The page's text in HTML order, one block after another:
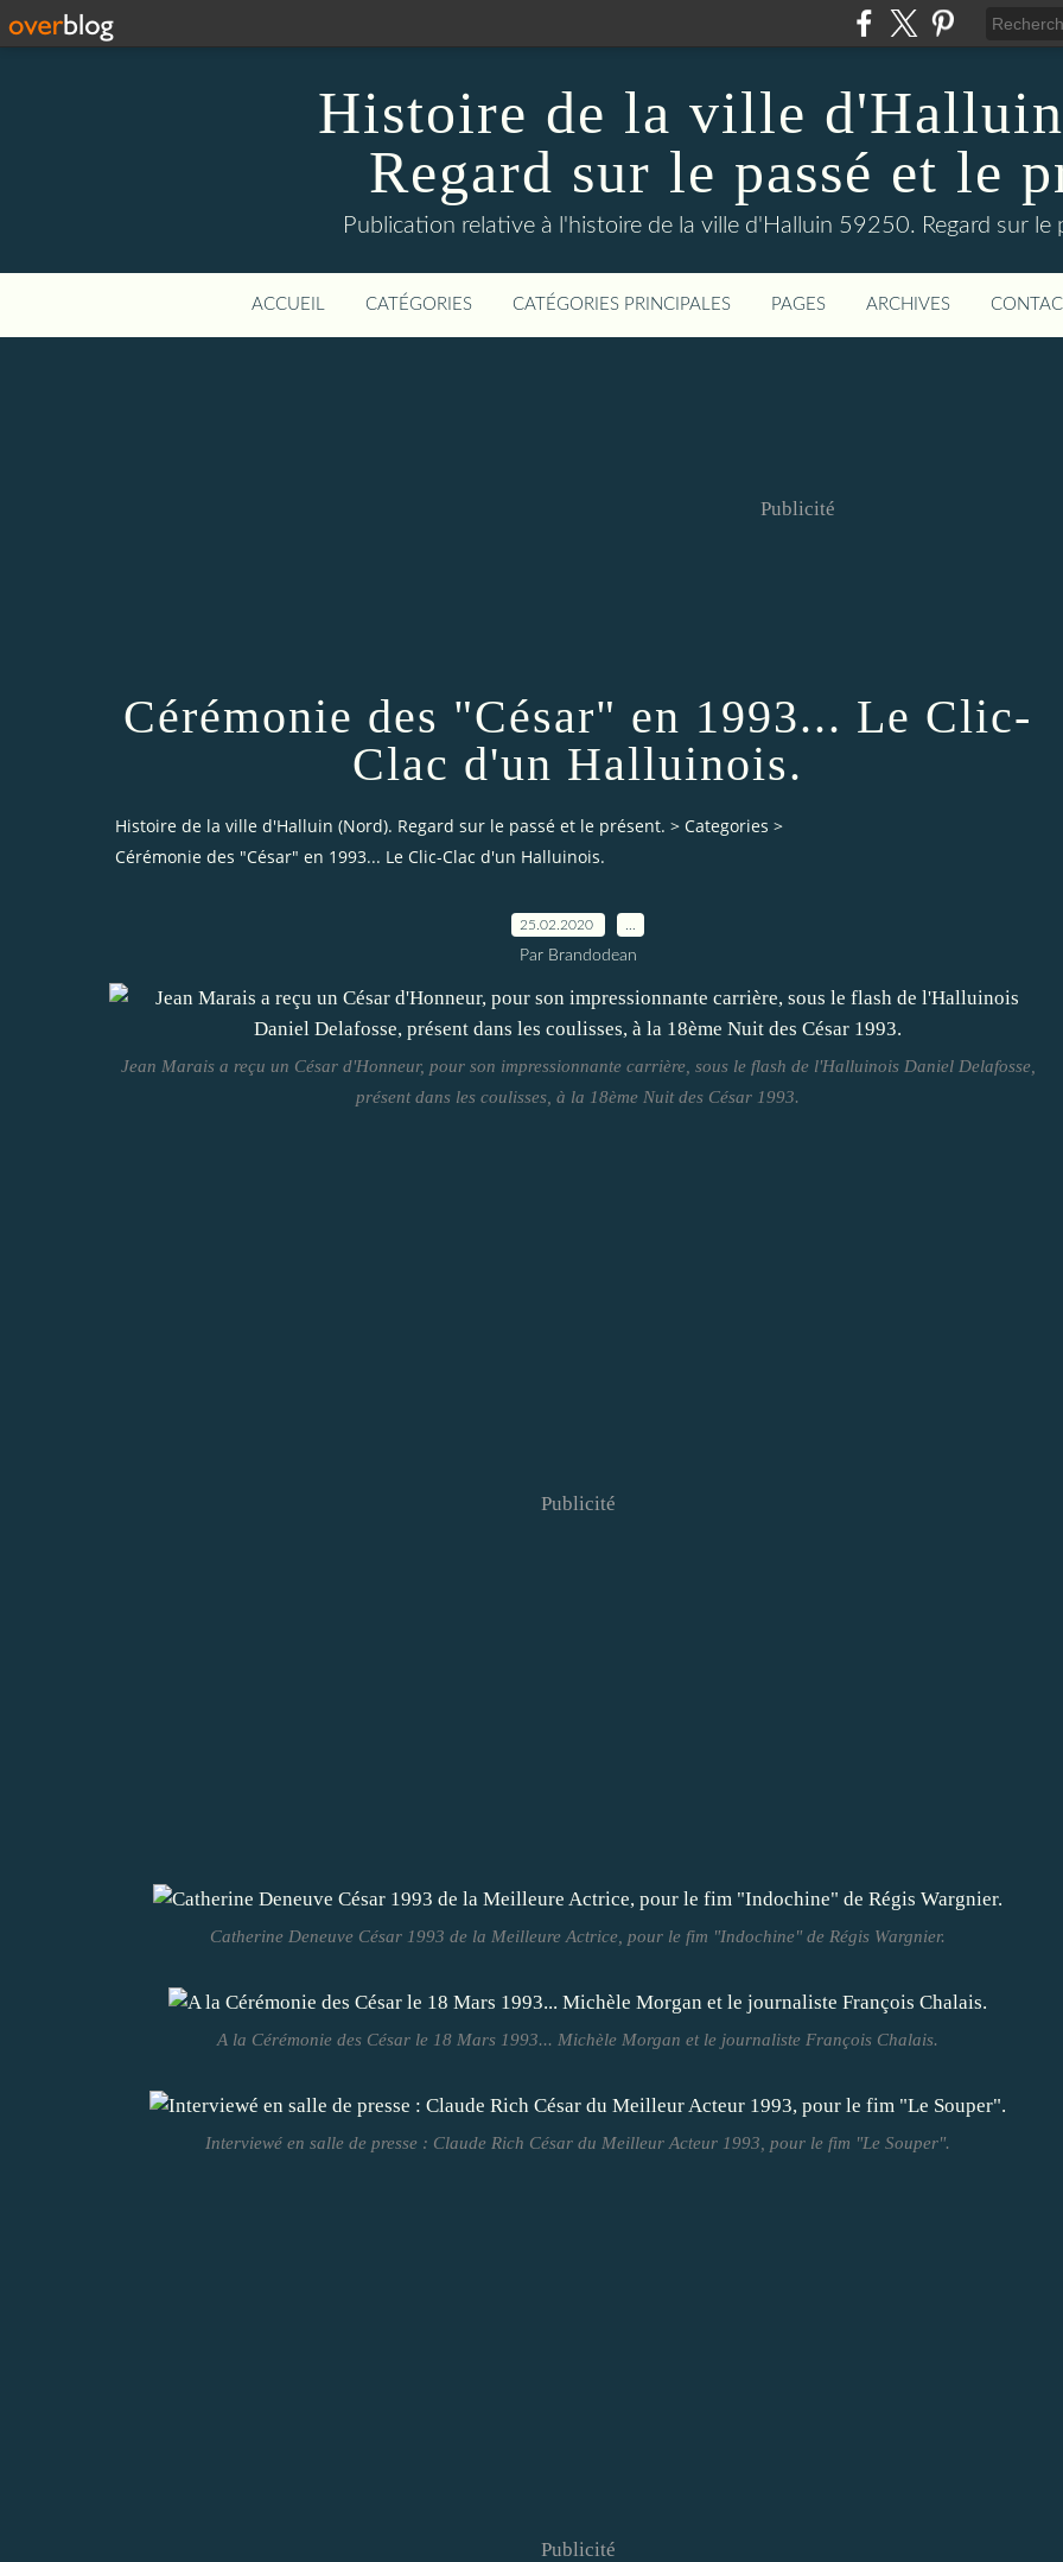
Histoire de la ville
Regard sur le passé et le
Publication relative à l'histoire de la ville d'Halluin 59250. Regard sur le
ACCUEIL CATÉGORIES CATÉGORIES PRINCIPALES PAGES ARCHIVES
Publicité
Cérémonie des "César" en 1993... Le Clic-
Clac d'un Halluinois.
Histoire de la ville d'Halluin (Nord). Regard sur le passé et le présent. > Categories >
Cérémonie des "César" en 1993... Le Clic-Clac d'un Halluinois.
25.02.2020
Par Brandodean
Jean Marais a reçu un César d'Honneur, pour son impressionnante carrière, sous le flash de l'Halluinois Daniel Delafosse,
présent dans les coulisses, à la 18ème Nuit des César 1993.
Publicité
Catherine Deneuve César 1993 de la Meilleure Actrice, pour le fim "Indochine" de Régis Wargnier.
A la Cérémonie des César le 18 Mars 1993... Michèle Morgan et le journaliste François Chalais.
Interviewé en salle de presse : Claude Rich César du Meilleur Acteur 1993, pour le fim "Le Souper".
Publicité